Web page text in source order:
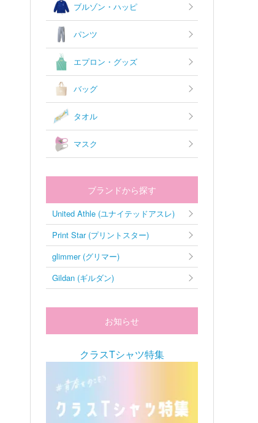
ブルゾン・ハッピ
パンツ
エプロン・グッズ
バッグ
タオル
マスク
ブランドから探す
United Athle (ユナイテッドアスレ)
Print Star (プリントスター)
glimmer (グリマー)
Gildan (ギルダン)
お知らせ
クラスTシャツ特集